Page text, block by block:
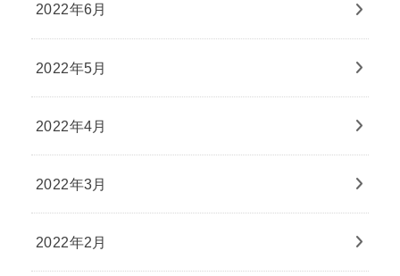
2022年6月
2022年5月
2022年4月
2022年3月
2022年2月